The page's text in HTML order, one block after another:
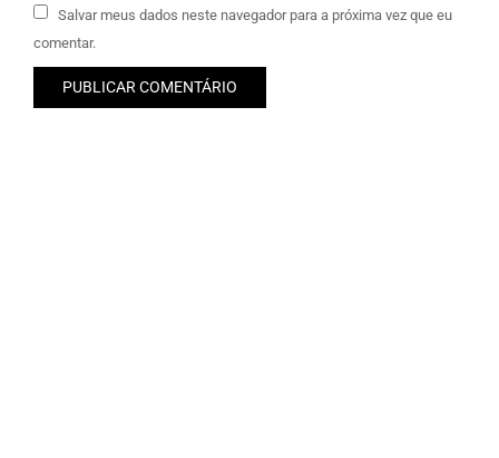
Salvar meus dados neste navegador para a próxima vez que eu
comentar.